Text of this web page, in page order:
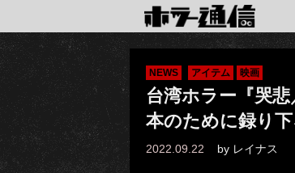
NEWS アイテム 映画
台湾ホラー『哭
本のために録り
2022.09.22 by レイナス